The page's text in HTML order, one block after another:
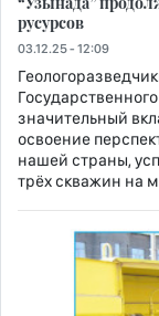
русурсов
03.12.25 - 12:09
значительный
освоение
нашей страны,
трёх скважин на